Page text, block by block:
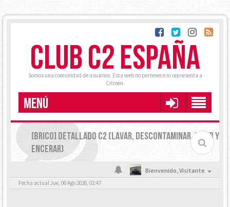
CLUB C2 ESPAÑA
Somos una comunidad de usuarios. Esta web no pertenece ni representa a
Citroën.
MENÚ
[BRICO] DETALLADO C2 (LAVAR, DESCONTAMINAR, PULIR Y
ENCERAR)
Bienvenido,Visitante
Fecha actual Jue, 06 Ago 2026, 02:47